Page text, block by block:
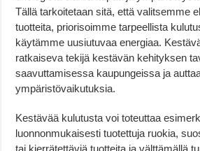
Tällä tarkoitetaan sitä, että valitsemme
tuotteita, priorisoimme tarpeellista
käytämme uusiutuvaa energiaa.
ratkaiseva tekijä kestävän kehityksen
saavuttamisessa kaupungeissa ja
ympäristövaikutuksia.
Kestävää kulutusta voi toteuttaa
luonnonmukaisesti tuotettuja ruokia,